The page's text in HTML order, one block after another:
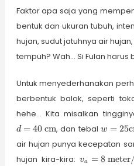
Faktor apa saja yang
bentuk dan ukuran tubuh,
hujan, sudut jatuhnya air
tempuh? Wah… Si Fulan harus
Untuk menyederhanakan
berbentuk balok, seperti
hehe… Kita misalkan
d = 40 cm, dan tebal w =
{\rm
cm}
w = 25
air hujan punya kecepatan
hujan kira-kira:v_a = 8~
va = 8